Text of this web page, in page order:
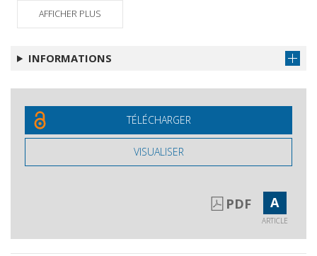
Intervento
Obtenir l'article
AFFICHER PLUS
INFORMATIONS
TÉLÉCHARGER
VISUALISER
PDF A
ARTICLE